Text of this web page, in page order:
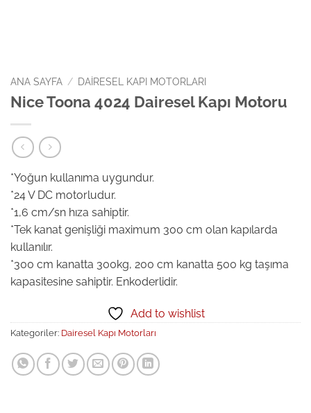
ANA SAYFA / DAIRESEL KAPI MOTORLARI
Nice Toona 4024 Dairesel Kapı Motoru
*Yoğun kullanıma uygundur.
*24 V DC motorludur.
*1,6 cm/sn hıza sahiptir.
*Tek kanat genişliği maximum 300 cm olan kapılarda
kullanılır.
*300 cm kanatta 300kg, 200 cm kanatta 500 kg taşıma
kapasitesine sahiptir. Enkoderlidir.
Add to wishlist
Kategoriler: Dairesel Kapı Motorları